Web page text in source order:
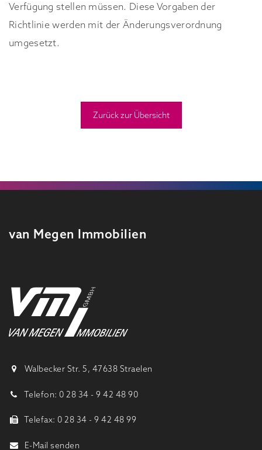
Verfügung stellen müssen. Diese Vorgaben der
Richtlinie werden mit der Änderungsverordnung
umgesetzt.
Zurück zur Übersicht
van Megen Immobilien
Walbecker Str. 5, 47638 Straelen
Telefon: 0 28 34 - 9 42 48 90
Telefax: 0 28 34 - 9 42 48 99
E-Mail senden